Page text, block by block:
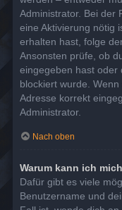
Administrator. Bei der
eine Aktivierung nötig
erhalten hast, folge
Ansonsten prüfe, ob
eingegeben hast oder
blockiert wurde.
Adresse korrekt
Administrator.
Nach oben
Warum kann ich
Dafür gibt es viele
Benutzername und